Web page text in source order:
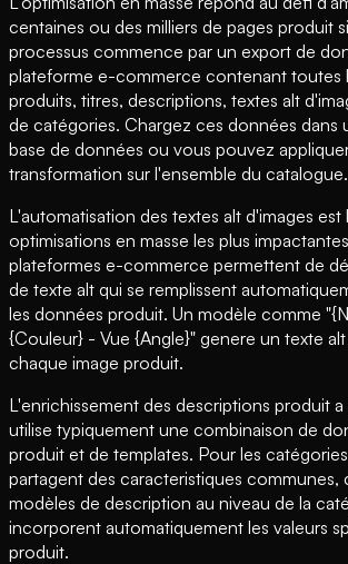
centaines ou des milliers de pages produit
processus commence par un export de
plateforme e-commerce contenant toutes
produits, titres, descriptions, textes alt
de catégories. Chargez ces données dans
base de données ou vous pouvez
transformation sur l'ensemble du catalogue.
L'automatisation des textes alt d'images est
optimisations en masse les plus
plateformes e-commerce permettent de
de texte alt qui se remplissent
les données produit. Un modèle comme
{Couleur} - Vue {Angle}" genere un texte
chaque image produit.
L'enrichissement des descriptions produit
utilise typiquement une combinaison de
produit et de templates. Pour les
partagent des caracteristiques communes,
modèles de description au niveau de la
incorporent automatiquement les valeurs
produit.